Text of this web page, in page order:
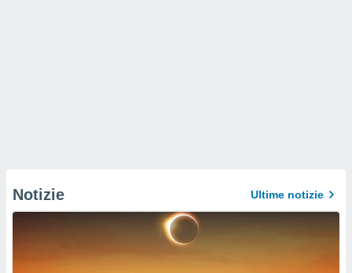
Notizie Ultime notizie